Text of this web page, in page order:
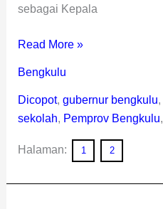
sebagai Kepala
Read More »
Bengkulu
Dicopot, gubernur bengkulu,
sekolah, Pemprov Bengkulu,
Halaman: 1 2